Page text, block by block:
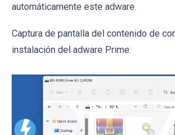
automáticamente este adware.
Captura de pantalla del contenido de
instalación del adware Prime: